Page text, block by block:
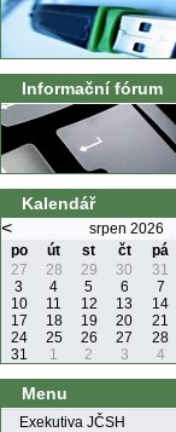
Informační fórum
Kalendář
< srpen 2026
po út st čt pá
27
28 29 30 31
3
4 5 6 7
10
11 12 13 14
17
18 19 20 21
24
25 26 27 28
31
1 2 3 4
Menu
Exekutiva JČSH